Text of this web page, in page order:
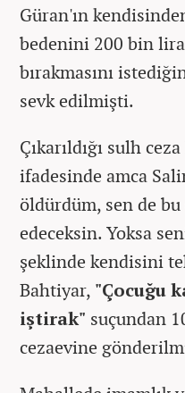
Güran'ın
bedenini 200 bin lira
bırakmasını
sevk edilmişti.
Çıkarıldığı sulh
ifadesinde amca
öldürdüm, sen de bu
edeceksin. Yoksa
şeklinde kendisini
Bahtiyar, "Çocuğu
iştirak" suçundan
cezaevine